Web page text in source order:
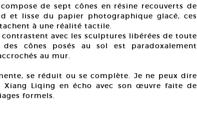
de sept cônes en résine recouverts de
et lisse du papier photographique glacé, ces
à une réalité tactile.
avec les sculptures libérées de toute
cônes posés au sol est paradoxalement
au mur.
se réduit ou se complète. Je ne peux dire
Xiang Liqing en écho avec son œuvre faite de
formels.